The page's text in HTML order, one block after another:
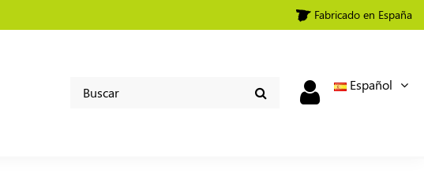
Fabricado en España
Español